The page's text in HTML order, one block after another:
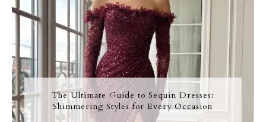
The Ultimate Guide to Sequin Dresses:
Shimmering Styles for Every Occasion